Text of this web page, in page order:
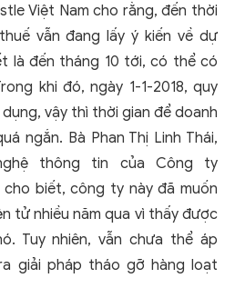
Việt Nam cho rằng, đến thời
vẫn đang lấy ý kiến về dự
là đến tháng 10 tới, có thể có
khi đó, ngày 1-1-2018, quy
vậy thì thời gian để doanh
ngắn. Bà Phan Thị Linh Thái,
thông tin của Công ty
cho biết, công ty này đã muốn
tử nhiều năm qua vì thấy được
Tuy nhiên, vẫn chưa thể áp
giải pháp tháo gỡ hàng loạt